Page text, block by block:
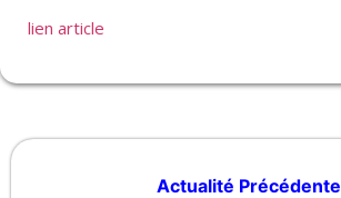
lien article
Actualité Précédente